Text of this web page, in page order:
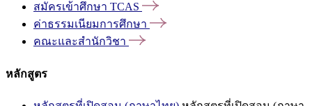
สมัครเข้าศึกษา TCAS
ค่าธรรมเนียมการศึกษา
คณะและสำนักวิชา
หลักสูตร